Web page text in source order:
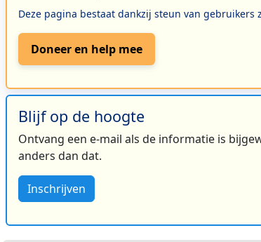
Deze pagina bestaat dankzij steun van gebruikers
Doneer en help mee
Blijf op de hoogte
Ontvang een e-mail als de informatie is
anders dan dat.
Inschrijven